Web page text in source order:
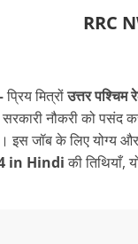
RRC
प्रिय मित्रोंउत्तर पश्चिम
नौकरी को पसंद
जॉब के लिए योग्य
in Hindiकी तिथियाँ,